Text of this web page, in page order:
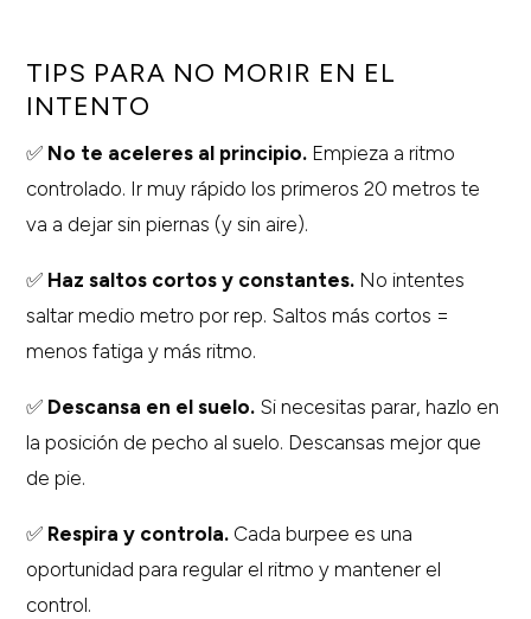
TIPS PARA NO MORIR EN EL
INTENTO
✅ No te aceleres al principio. Empieza a ritmo
controlado. Ir muy rápido los primeros 20 metros te
va a dejar sin piernas (y sin aire).
✅ Haz saltos cortos y constantes. No intentes
saltar medio metro por rep. Saltos más cortos =
menos fatiga y más ritmo.
✅ Descansa en el suelo. Si necesitas parar, hazlo en
la posición de pecho al suelo. Descansas mejor que
de pie.
✅ Respira y controla. Cada burpee es una
oportunidad para regular el ritmo y mantener el
control.